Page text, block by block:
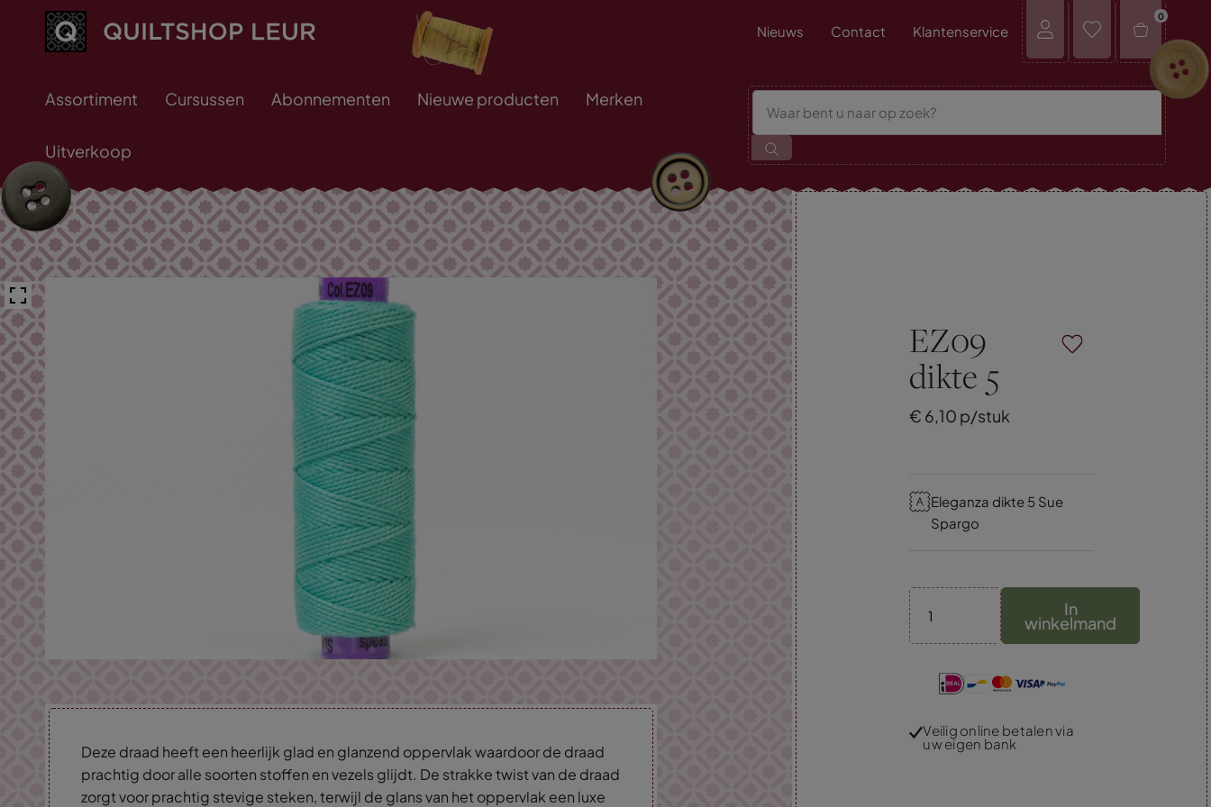
Nieuws Contact Klantenservice
0
Assortiment Cursussen Abonnementen Nieuwe producten Merken
Uitverkoop
Deze draad heeft een heerlijk glad en glanzend oppervlak waardoor de draad
prachtig door alle soorten stoffen en vezels glijdt. De strakke twist van de draad
zorgt voor prachtig stevige steken, terwijl de glans van het oppervlak een luxe
EZ09
dikte 5
€ 6,10 p/stuk
Eleganza dikte 5 Sue
Spargo
In
winkelmand
Veilig online betalen via
uw eigen bank